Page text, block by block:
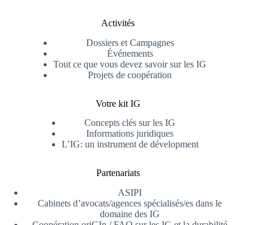
Activités
Dossiers et Campagnes
Événements
Tout ce que vous devez savoir sur les IG
Projets de coopération
Votre kit IG
Concepts clés sur les IG
Informations juridiques
L’IG: un instrument de dévelopment
Partenariats
ASIPI
Cabinets d’avocats/agences spécialisés/es dans le
domaine des IG